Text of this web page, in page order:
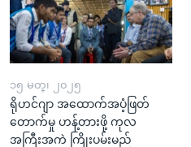
၁၅ မတ္၊ ၂၀၂၅
ရိုဟင်ဂျာ အထောက်အပံ့ဖြတ်
တောက်မှု ဟန့်တားဖို့ ကုလ
အကြီးအကဲ ကြိုးပမ်းမည်